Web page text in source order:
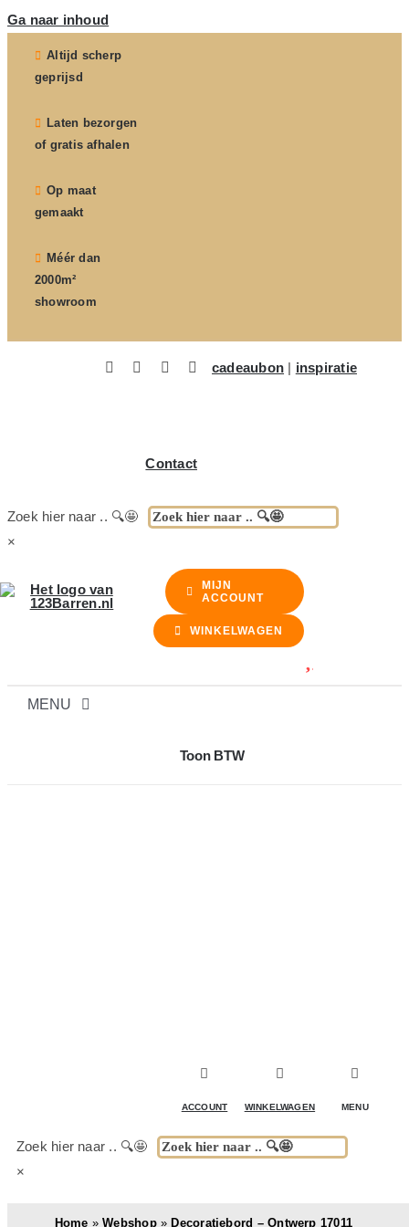
Ga naar inhoud
Altijd scherp
geprijsd
Laten bezorgen
of gratis afhalen
Op maat
gemaakt
Méér dan
2000m²
showroom
cadeaubon | inspiratie
Contact
Zoek hier naar .. 🔍🤩
×
MIJN
ACCOUNT
WINKELWAGEN
MENU
Toon BTW
ACCOUNT WINKELWAGEN MENU
Zoek hier naar .. 🔍🤩
×
Home »Webshop» Decoratiebord – Ontwerp 17011